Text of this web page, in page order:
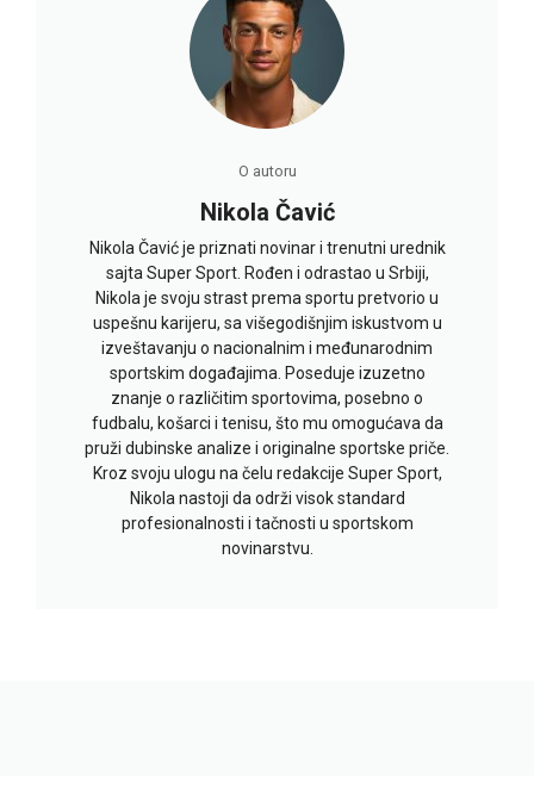
O autoru
Nikola Čavić
Nikola Čavić je priznati novinar i trenutni urednik
sajta Super Sport. Rođen i odrastao u Srbiji,
Nikola je svoju strast prema sportu pretvorio u
uspešnu karijeru, sa višegodišnjim iskustvom u
izveštavanju o nacionalnim i međunarodnim
sportskim događajima. Poseduje izuzetno
znanje o različitim sportovima, posebno o
fudbalu, košarci i tenisu, što mu omogućava da
pruži dubinske analize i originalne sportske priče.
Kroz svoju ulogu na čelu redakcije Super Sport,
Nikola nastoji da održi visok standard
profesionalnosti i tačnosti u sportskom
novinarstvu.